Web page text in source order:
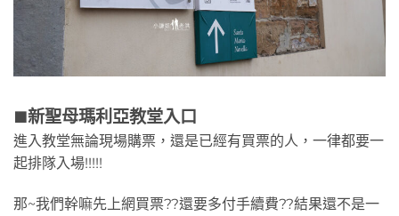
🟫新聖母瑪利亞教堂入口
進入教堂無論現場購票，還是已經有買票的人，一律都要一
起排隊入場!!!!!
那~我們幹嘛先上網買票??還要多付手續費??結果還不是一